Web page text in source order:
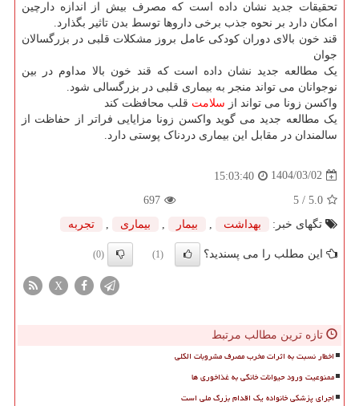
تحقیقات جدید نشان داده است که مصرف بیش از اندازه دارچین
امکان دارد بر نحوه جذب برخی داروها توسط بدن تاثیر بگذارد.
قند خون بالای دوران کودکی عامل بروز مشکلات قلبی در بزرگسالان
جوان
یک مطالعه جدید نشان داده است که قند خون بالا مداوم در بین
نوجوانان می تواند منجر به بیماری قلبی در بزرگسالی شود.
واکسن زونا می تواند از سلامت قلب محافظت کند
یک مطالعه جدید می گوید واکسن زونا مزایایی فراتر از حفاظت از
سالمندان در مقابل این بیماری دردناک پوستی دارد.
1404/03/02
15:03:40
5.0
/ 5
697
تگهای خبر:
بهداشت , بیمار , بیماری , تجربه
این مطلب را می پسندید؟ (1)
(0)
X
تازه ترین مطالب مرتبط
اخطار نسبت به اثرات مخرب مصرف مشروبات الکلی
ممنوعیت ورود حیوانات خانگی به غذاخوری ها
اجرای پزشکی خانواده یک اقدام بزرگ ملی است